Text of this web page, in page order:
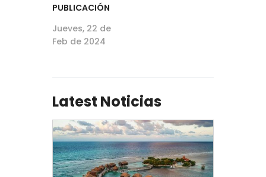
PUBLICACIÓN
Jueves, 22 de
Feb de 2024
Latest Noticias